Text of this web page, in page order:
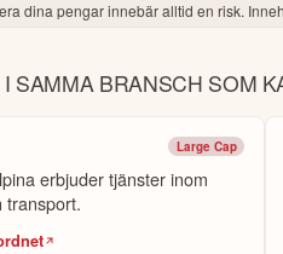
as in the previous quarters.
to grow this essential part of our
to thank our employees around
dina pengar innebär alltid en risk.
SAMMA BRANSCH SOM
Large Cap
erbjuder tjänster inom
transport.